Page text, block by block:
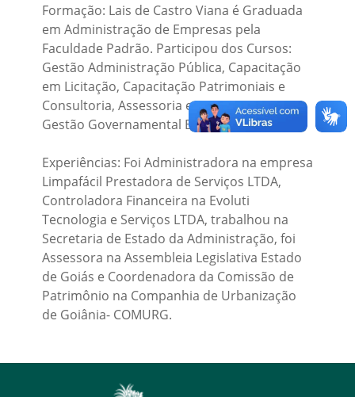
Formação: Lais de Castro Viana é Graduada
em Administração de Empresas pela
Faculdade Padrão. Participou dos Cursos:
Gestão Administração Pública, Capacitação
em Licitação, Capacitação Patrimoniais e
Consultoria, Assessoria e Treinamento a
Gestão Governamental EIRELI.
Experiências: Foi Administradora na empresa
Limpafácil Prestadora de Serviços LTDA,
Controladora Financeira na Evoluti
Tecnologia e Serviços LTDA, trabalhou na
Secretaria de Estado da Administração, foi
Assessora na Assembleia Legislativa Estado
de Goiás e Coordenadora da Comissão de
Patrimônio na Companhia de Urbanização
de Goiânia- COMURG.